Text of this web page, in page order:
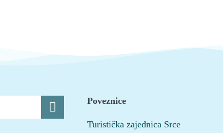
Poveznice
Turistička zajednica Srce